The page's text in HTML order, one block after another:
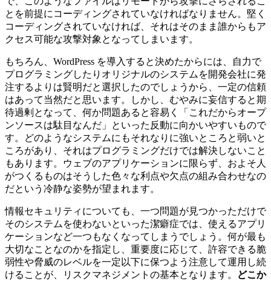
とを前提にコーディングされていなければなりません。堅く
コーディングされていなければ、それはそのまま誰からもア
クセス可能な攻撃対象となってしまいます。
もちろん、WordPress を導入すると決めたからには、自力で
プログラミングしたりオリジナルのシステムを開発会社に発
注するよりは賢明だと選択したのでしょうから、一定の信頼
はあって当然だと思います。しかし、むやみに妄信すると期
待過剰となって、何か問題あると容易く「これだからオープ
ンソースは駄目なんだ」といった反動に向かいやすいもので
す。どのようなシステムにもそれなりに強いところと弱いと
ころがあり、それはプログラミングだけでは解決しないこと
もあります。ウェブのアプリケーションに限らず、およそ人
がつくるものはそうした色々な利点や欠点の組み合わせなの
だという冷静な姿勢が望まれます。
情報セキュリティについても、一つ問題が見つかっただけで
そのシステムを使わないといった潔癖症では、使えるアプリ
ケーションなど一つもなくなってしまうでしょう。何が最も
大切なことなのかを指定し、重要度に応じて、許容できる脆
弱性や脅威のレベルを一定以下に保つよう注意して運用し続
けることが、リスクマネジメントの基本となります。
どこか